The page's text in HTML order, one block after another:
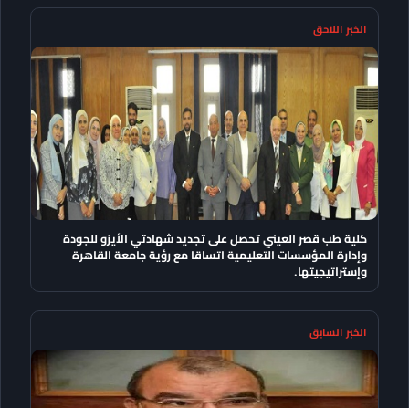
الخبر اللاحق
كلية طب قصر العيني تحصل على تجديد شهادتي الأيزو للجودة
وإدارة المؤسسات التعليمية اتساقا مع رؤية جامعة القاهرة
وإستراتيجيتها.
الخبر السابق